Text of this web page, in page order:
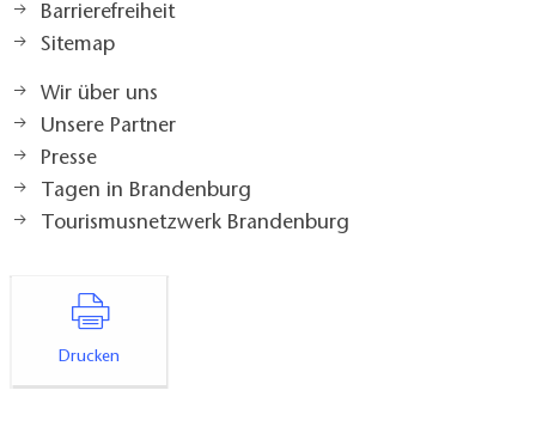
Barrierefreiheit
Sitemap
Wir über uns
Unsere Partner
Presse
Tagen in Brandenburg
Tourismusnetzwerk Brandenburg
Drucken